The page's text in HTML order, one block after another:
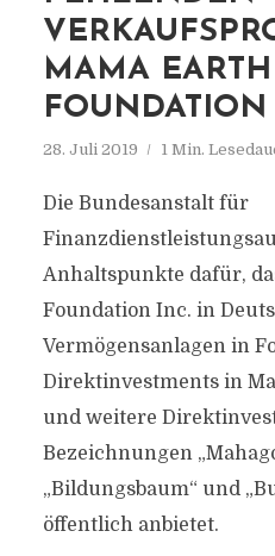
MAMA EARTH
FOUNDATION
28. Juli 2019 1 Min.
Die Bundesanstalt für
Anhaltspunkte dafür,
Foundation Inc. in
Vermögensanlagen in
Direktinvestments in
und weitere
Bezeichnungen
„Bildungsbaum“ und
öffentlich anbietet.